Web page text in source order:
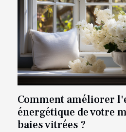
Comment améliorer
énergétique de votre
baies vitrées ?